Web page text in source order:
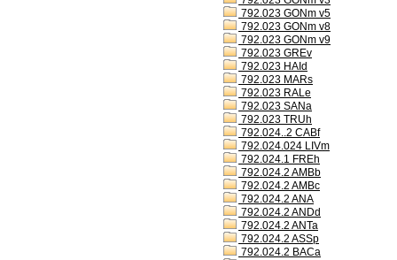
792.023 GONm v5
792.023 GONm v8
792.023 GONm v9
792.023 GREv
792.023 HAId
792.023 MARs
792.023 RALe
792.023 SANa
792.023 TRUh
792.024..2 CABf
792.024.024 LIVm
792.024.1 FREh
792.024.2 AMBb
792.024.2 AMBc
792.024.2 ANA
792.024.2 ANDd
792.024.2 ANTa
792.024.2 ASSp
792.024.2 BACa